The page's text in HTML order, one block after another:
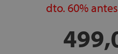
en 5 horas, recuperación
RECONOCIMIENTO:
Producto
dto. 60% antes